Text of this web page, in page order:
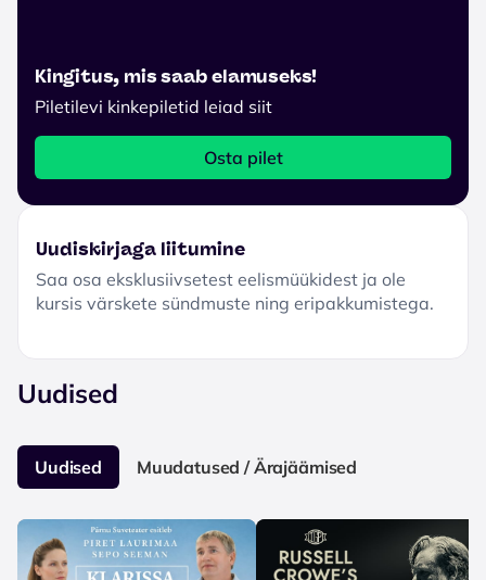
Kingitus, mis saab elamuseks!
Piletilevi kinkepiletid leiad siit
Osta pilet
Uudiskirjaga liitumine
Saa osa eksklusiivsetest eelismüükidest ja ole
kursis värskete sündmuste ning eripakkumistega.
Uudised
Uudised Muudatused / Ärajäämised